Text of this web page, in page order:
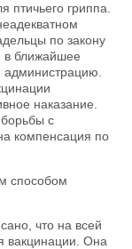
птичьего гриппа.
по закону
в ближайшее
администрацию.
наказание.
борьбы с
компенсация по
способом
что на всей
вакцинации. Она